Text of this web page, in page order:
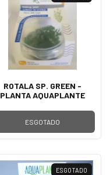
ROTALA SP. GREEN -
PLANTA AQUAPLANTE
ESGOTADO
ESGOTADO